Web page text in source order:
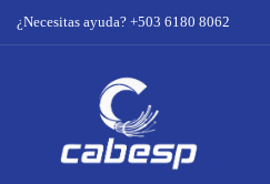
¿Necesitas ayuda? +503 6180 8062